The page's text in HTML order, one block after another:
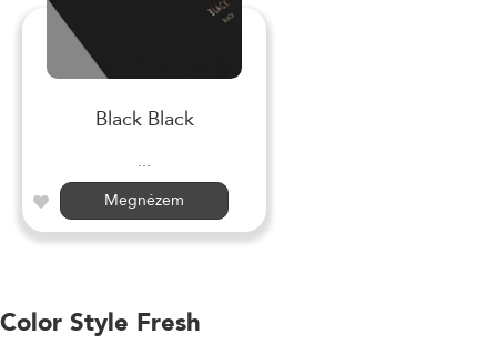
Black Black
...
Megnézem
Color Style Fresh